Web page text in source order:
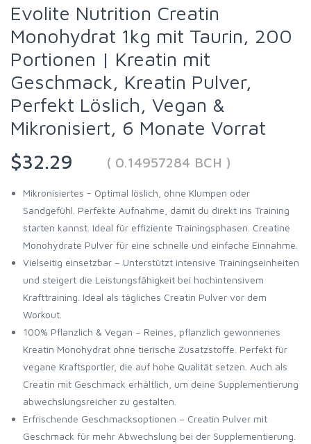
Evolite Nutrition Creatin
Monohydrat 1kg mit Taurin, 200
Portionen | Kreatin mit
Geschmack, Kreatin Pulver,
Perfekt Löslich, Vegan &
Mikronisiert, 6 Monate Vorrat
$32.29
( 0.14957284 BCH )
Mikronisiertes - Optimal löslich, ohne Klumpen oder
Sandgefühl. Perfekte Aufnahme, damit du direkt ins Training
starten kannst. Ideal für effiziente Trainingsphasen. Creatine
Monohydrate Pulver für eine schnelle und einfache Einnahme.
Vielseitig einsetzbar – Unterstützt intensive Trainingseinheiten
und steigert die Leistungsfähigkeit bei hochintensivem
Krafttraining. Ideal als tägliches Creatin Pulver vor dem
Workout.
100% Pflanzlich & Vegan – Reines, pflanzlich gewonnenes
Kreatin Monohydrat ohne tierische Zusatzstoffe. Perfekt für
vegane Kraftsportler, die auf hohe Qualität setzen. Auch als
Creatin mit Geschmack erhältlich, um deine Supplementierung
abwechslungsreicher zu gestalten.
Erfrischende Geschmacksoptionen – Creatin Pulver mit
Geschmack für mehr Abwechslung bei der Supplementierung.